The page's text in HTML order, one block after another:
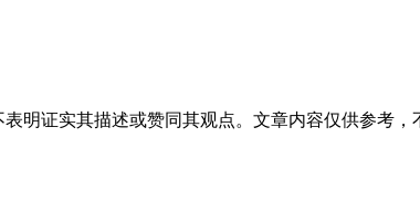
明证实其描述或赞同其观点。文章内容仅供参考，